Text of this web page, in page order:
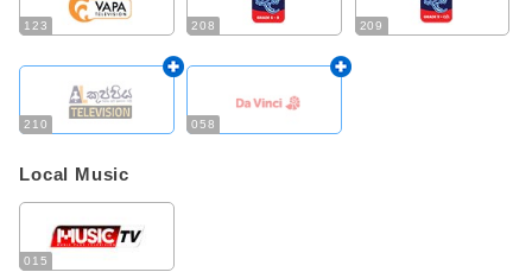
123 208 209
210 058
Local Music
015